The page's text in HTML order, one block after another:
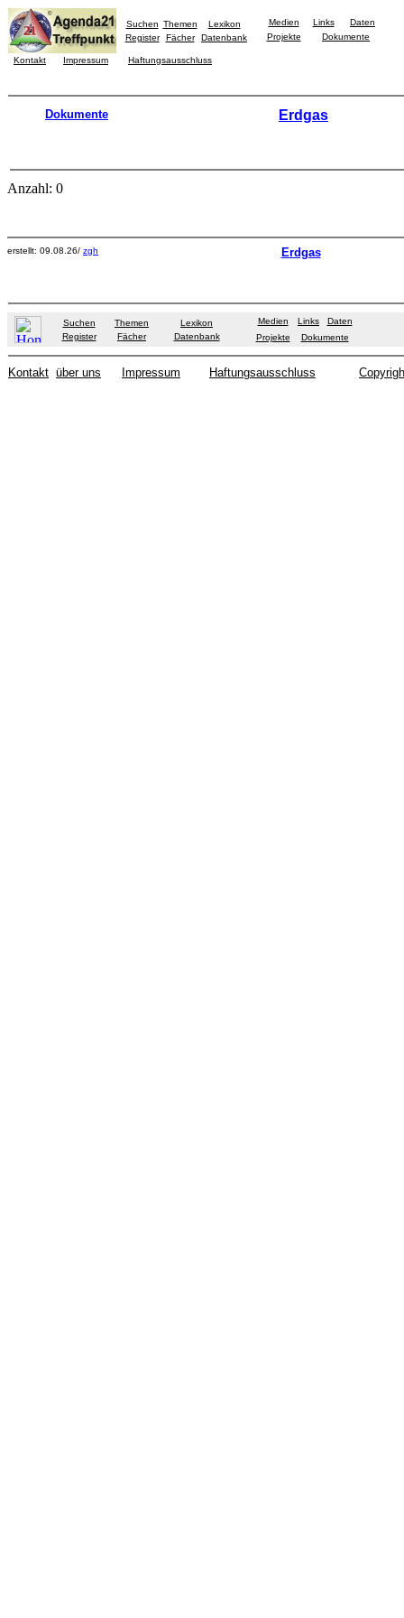
Suchen Themen
Lexikon
Register
Fächer Datenbank
Medien Links
Daten
Projekte
Dokumente
Kontakt Impressum Haftungsausschluss
Dokumente Erdgas
Anzahl: 0
erstellt: 09.08.26/ zgh Erdgas
Suchen Themen
Lexikon
Register
Fächer Datenbank
Medien Links
Daten
Projekte
Dokumente
Kontakt über uns Impressum Haftungsausschluss